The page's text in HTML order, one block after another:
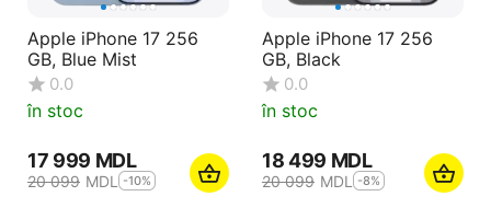
Apple iPhone 17 256
GB, Blue Mist
0.0
în stoc
17 999 MDL
20 099 MDL -10%
Apple iPhone 17 256
GB, Black
0.0
în stoc
18 499 MDL
20 099 MDL -8%